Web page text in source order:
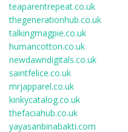
teaparentrepeat.co.uk
thegenerationhub.co.uk
talkingmagpie.co.uk
humancotton.co.uk
newdawndigitals.co.uk
saintfelice.co.uk
mrjapparel.co.uk
kinkycatalog.co.uk
thefaciahub.co.uk
yayasanbinabakti.com